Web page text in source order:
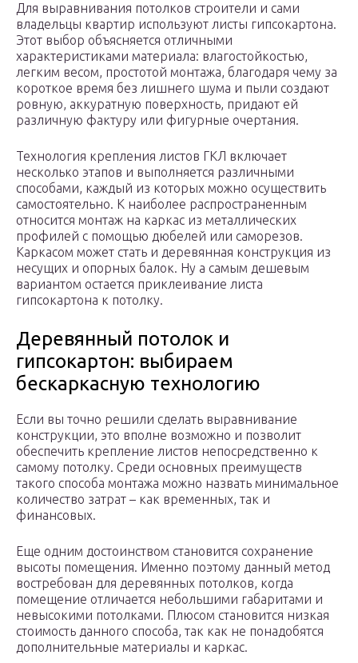
Для выравнивания потолков строители и сами
владельцы квартир используют листы гипсокартона.
Этот выбор объясняется отличными
характеристиками материала: влагостойкостью,
легким весом, простотой монтажа, благодаря чему за
короткое время без лишнего шума и пыли создают
ровную, аккуратную поверхность, придают ей
различную фактуру или фигурные очертания.
Технология крепления листов ГКЛ включает
несколько этапов и выполняется различными
способами, каждый из которых можно осуществить
самостоятельно. К наиболее распространенным
относится монтаж на каркас из металлических
профилей с помощью дюбелей или саморезов.
Каркасом может стать и деревянная конструкция из
несущих и опорных балок. Ну а самым дешевым
вариантом остается приклеивание листа
гипсокартона к потолку.
Деревянный потолок и
гипсокартон: выбираем
бескаркасную технологию
Если вы точно решили сделать выравнивание
конструкции, это вполне возможно и позволит
обеспечить крепление листов непосредственно к
самому потолку. Среди основных преимуществ
такого способа монтажа можно назвать минимальное
количество затрат – как временных, так и
финансовых.
Еще одним достоинством становится сохранение
высоты помещения. Именно поэтому данный метод
востребован для деревянных потолков, когда
помещение отличается небольшими габаритами и
невысокими потолками. Плюсом становится низкая
стоимость данного способа, так как не понадобятся
дополнительные материалы и каркас.